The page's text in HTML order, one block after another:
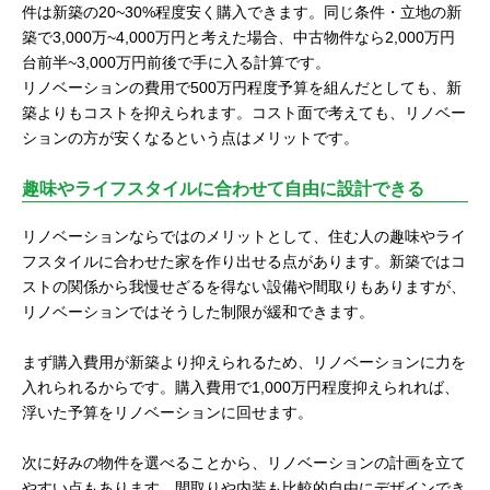
件は新築の20~30%程度安く購入できます。同じ条件・立地の新
築で3,000万~4,000万円と考えた場合、中古物件なら2,000万円
台前半~3,000万円前後で手に入る計算です。
リノベーションの費用で500万円程度予算を組んだとしても、新
築よりもコストを抑えられます。コスト面で考えても、リノベー
ションの方が安くなるという点はメリットです。
趣味やライフスタイルに合わせて自由に設計できる
リノベーションならではのメリットとして、住む人の趣味やライ
フスタイルに合わせた家を作り出せる点があります。新築ではコ
ストの関係から我慢せざるを得ない設備や間取りもありますが、
リノベーションではそうした制限が緩和できます。
まず購入費用が新築より抑えられるため、リノベーションに力を
入れられるからです。購入費用で1,000万円程度抑えられれば、
浮いた予算をリノベーションに回せます。
次に好みの物件を選べることから、リノベーションの計画を立て